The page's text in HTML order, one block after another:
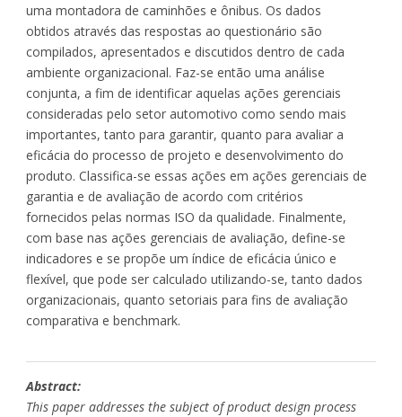
uma montadora de caminhões e ônibus. Os dados
obtidos através das respostas ao questionário são
compilados, apresentados e discutidos dentro de cada
ambiente organizacional. Faz-se então uma análise
conjunta, a fim de identificar aquelas ações gerenciais
consideradas pelo setor automotivo como sendo mais
importantes, tanto para garantir, quanto para avaliar a
eficácia do processo de projeto e desenvolvimento do
produto. Classifica-se essas ações em ações gerenciais de
garantia e de avaliação de acordo com critérios
fornecidos pelas normas ISO da qualidade. Finalmente,
com base nas ações gerenciais de avaliação, define-se
indicadores e se propõe um índice de eficácia único e
flexível, que pode ser calculado utilizando-se, tanto dados
organizacionais, quanto setoriais para fins de avaliação
comparativa e benchmark.
Abstract:
This paper addresses the subject of product design process